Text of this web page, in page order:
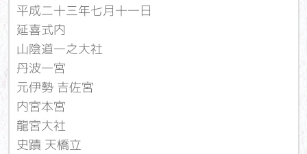
平成二十三年七月十一日
延喜式内
山陰道一之大社
丹波一宮
元伊勢 吉佐宮
内宮本宮
龍宮大社
史蹟 天橋立